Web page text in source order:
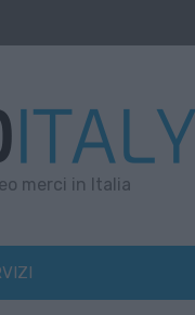
merci in Italia